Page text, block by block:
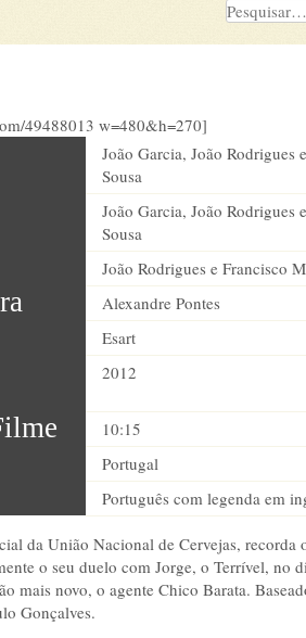
49488013 w=480&h=270]
João Garcia, João Rodrigues
Sousa
João Garcia, João Rodrigues
Sousa
João Rodrigues e Francisco
Alexandre Pontes
Esart
2012
10:15
Portugal
Português com legenda em
da União Nacional de Cervejas, recorda
o seu duelo com Jorge, o Terrível, no
mais novo, o agente Chico Barata.
Gonçalves.